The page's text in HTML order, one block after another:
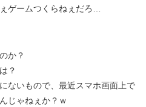
ゲームつくらねぇだろ…
か？
？
ないもので、最近スマホ画面上で
じゃねぇか？ｗ